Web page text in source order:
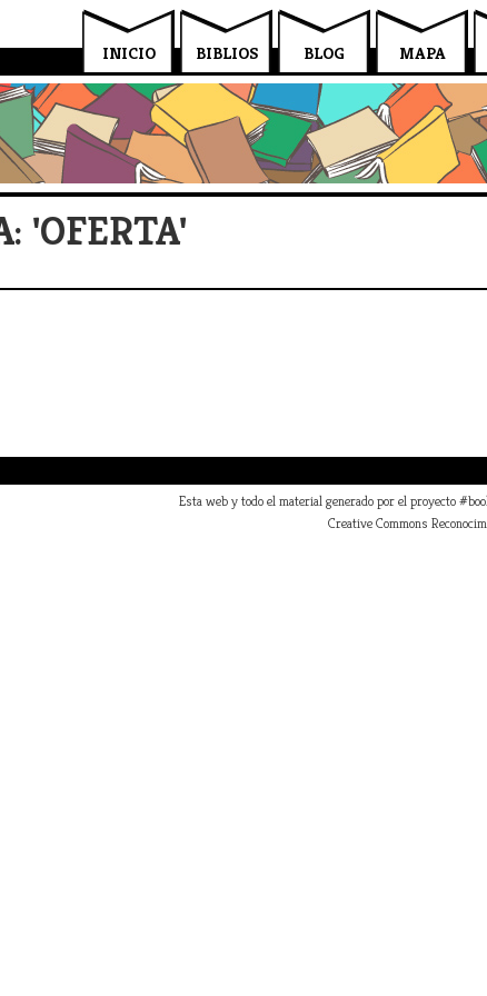
MAPA
BLOG
BIBLIOS
INICIO
'OFERTA'
Esta web y todo el material generado por el proyecto
Creative Commons